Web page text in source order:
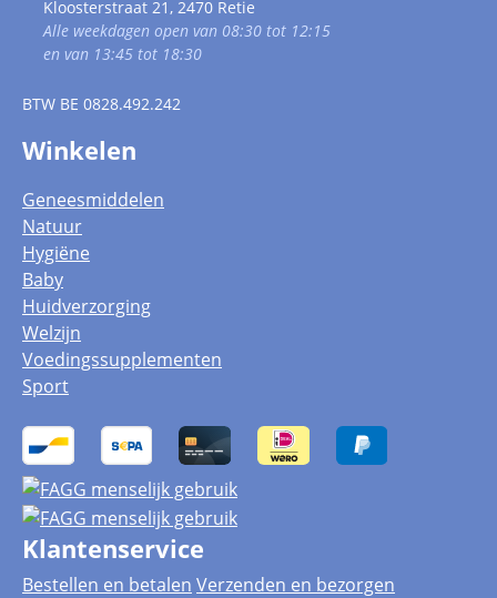
Kloosterstraat 21, 2470 Retie
Alle weekdagen open van 08:30 tot 12:15
en van 13:45 tot 18:30
BTW BE 0828.492.242
Winkelen
Geneesmiddelen
Natuur
Hygiëne
Baby
Huidverzorging
Welzijn
Voedingssupplementen
Sport
Klantenservice
Bestellen en betalen Verzenden en bezorgen